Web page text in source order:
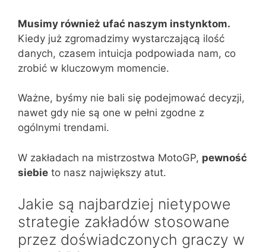
Musimy również ufać naszym instynktom.
Kiedy już zgromadzimy wystarczającą ilość
danych, czasem intuicja podpowiada nam, co
zrobić w kluczowym momencie.
Ważne, byśmy nie bali się podejmować decyzji,
nawet gdy nie są one w pełni zgodne z
ogólnymi trendami.
W zakładach na mistrzostwa MotoGP, pewność
siebie to nasz największy atut.
Jakie są najbardziej nietypowe
strategie zakładów stosowane
przez doświadczonych graczy w